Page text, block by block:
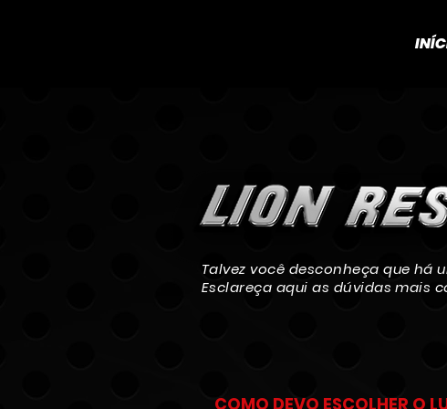
Talvez você desconheça que
Esclareça aqui as dúvidas mais
COMO DEVO ESCOLHER O